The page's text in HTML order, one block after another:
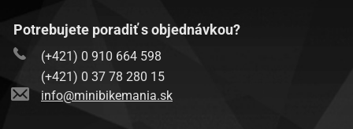
Potrebujete poradiť s objednávkou?
(+421) 0 910 664 598
(+421) 0 37 78 280 15
info@minibikemania.sk